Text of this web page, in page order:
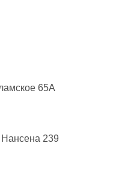
65А
Нансена 239